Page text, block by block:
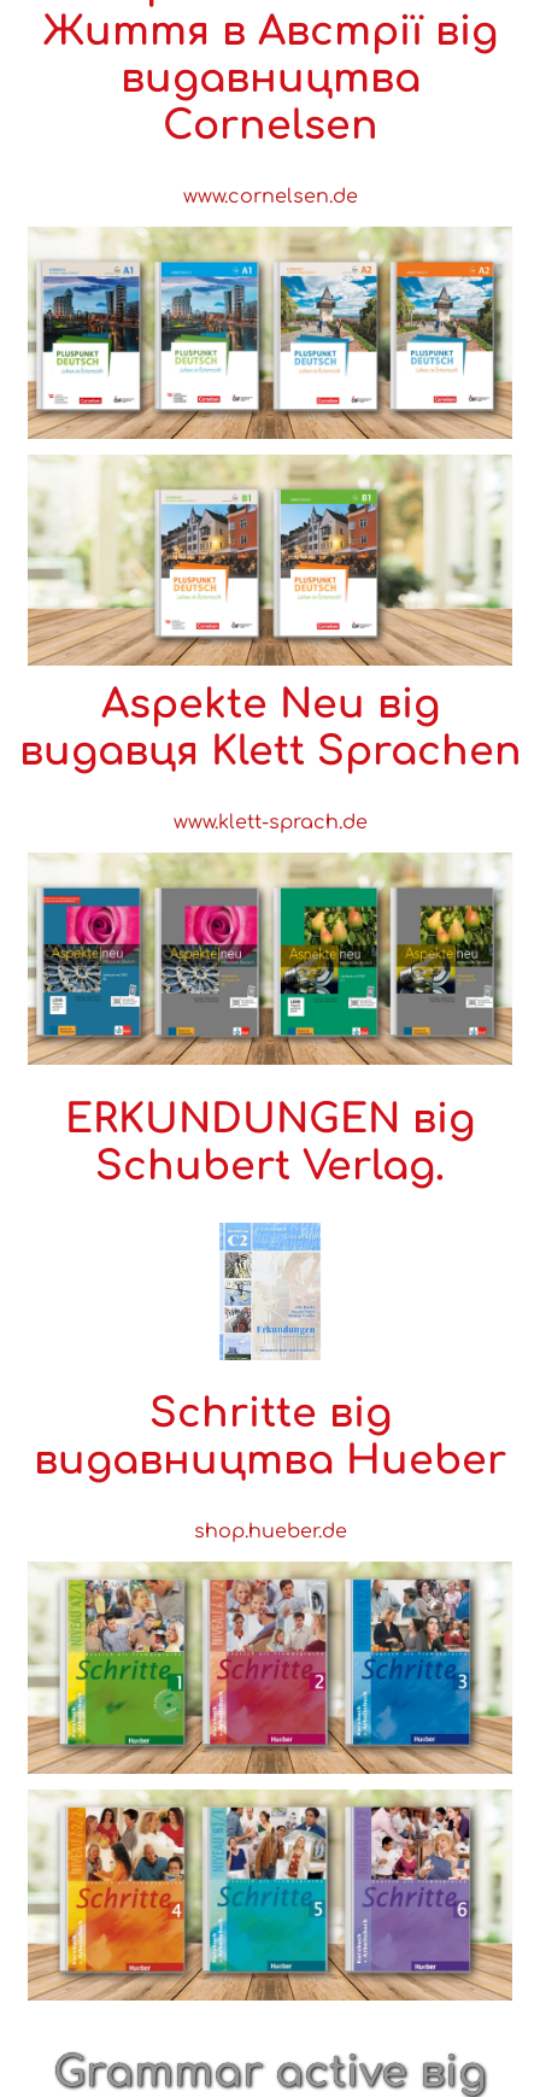
Життя в Австрії від
видавництва
Cornelsen
www.cornelsen.de
Aspekte Neu від
видавця Klett Sprachen
www.klett-sprach.de
ERKUNDUNGEN від
Schubert Verlag.
Schritte від
видавництва Hueber
shop.hueber.de
Grammar active від